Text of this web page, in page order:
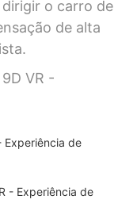
o carro de
de alta